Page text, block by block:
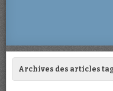
Archives des articles